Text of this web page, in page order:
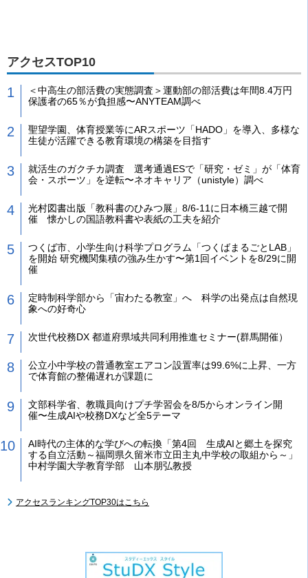
アクセスTOP10
＜中高生の部活費の実態調査＞運動部の部活費は年間8.4万円
保護者の65％が負担感〜ANYTEAM調べ
聖望学園、体育授業等にARスポーツ「HADO」を導入、多様な
生徒が活躍できる教育環境の構築を目指す
就活生のガクチカ調査 選考通過ESで「研究・ゼミ」が「体育
会・スポーツ」を逆転〜ネオキャリア（unistyle）調べ
光村図書出版「教科書のひみつ展」8/6-11に日本橋三越で開
催 懐かしの国語教科書や表紙の工夫を紹介
つくば市、小学生向け科学プログラム「つくばまるごとLAB」
を開始 研究機関集積の強み生かす〜第1回イベントを8/29に開
催
定時制科学部から「宙わたる教室」へ 科学の出発点は自然現
象への好奇心
次世代校務DX 都道府県域共同利用推進セミナー(群馬開催）
公立小中学校の普通教室エアコン設置率は99.6%に上昇、一方
で体育館の整備遅れが課題に
文部科学省、教職員向けプチ学習会を8/5からオンライン開
催〜生成AIや校務DXなど全5テーマ
AI時代の主体的な学びへの転換「第4回 生成AIと郷土を探究
する自立活動～福岡県久留米市立田主丸中学校の取組から～」
中村学園大学教育学部 山本朋弘教授
アクセスランキングTOP30はこちら